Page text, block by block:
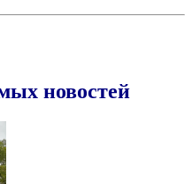
новостей